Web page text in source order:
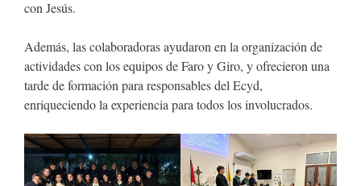
con Jesús.
Además, las colaboradoras ayudaron en la organización de
actividades con los equipos de Faro y Giro, y ofrecieron una
tarde de formación para responsables del Ecyd,
enriqueciendo la experiencia para todos los involucrados.